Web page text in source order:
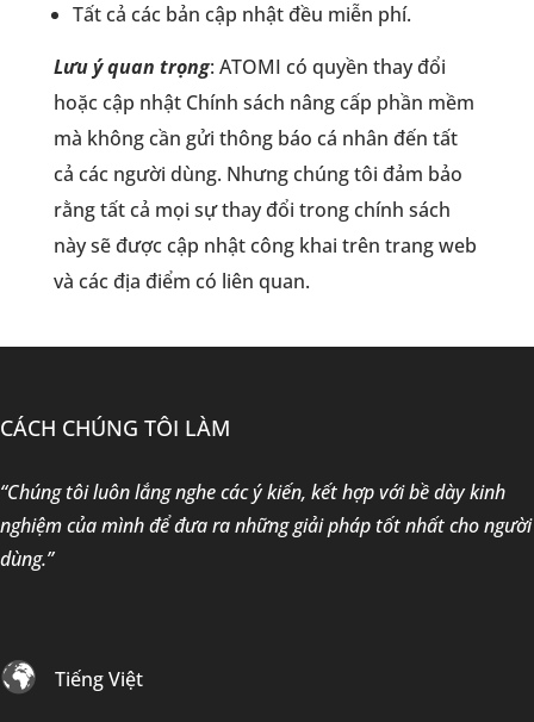
Tất cả các bản cập nhật đều miễn phí.
Lưu ý quan trọng: ATOMI có quyền thay đổi
hoặc cập nhật Chính sách nâng cấp phần mềm
mà không cần gửi thông báo cá nhân đến tất
cả các người dùng. Nhưng chúng tôi đảm bảo
rằng tất cả mọi sự thay đổi trong chính sách
này sẽ được cập nhật công khai trên trang web
và các địa điểm có liên quan.
CÁCH CHÚNG TÔI LÀM
“Chúng tôi luôn lắng nghe các ý kiến, kết hợp với bề dày kinh
nghiệm của mình để đưa ra những giải pháp tốt nhất cho người
dùng.”
Tiếng Việt